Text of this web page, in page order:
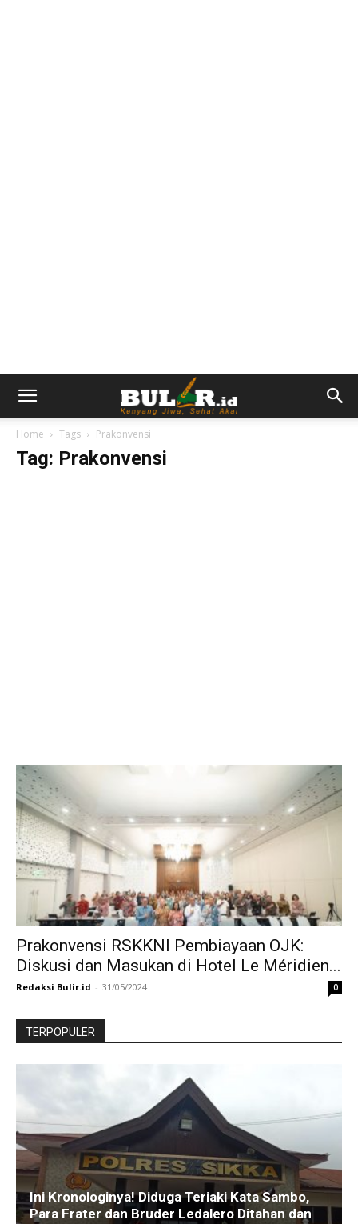
Home Tags Prakonvensi
Tag: Prakonvensi
Prakonvensi RSKKNI Pembiayaan OJK:
Diskusi dan Masukan di Hotel Le Méridien...
Redaksi Bulir.id - 31/05/2024 0
TERPOPULER
Ini Kronologinya! Diduga Teriaki Kata Sambo,
Para Frater dan Bruder Ledalero Ditahan dan